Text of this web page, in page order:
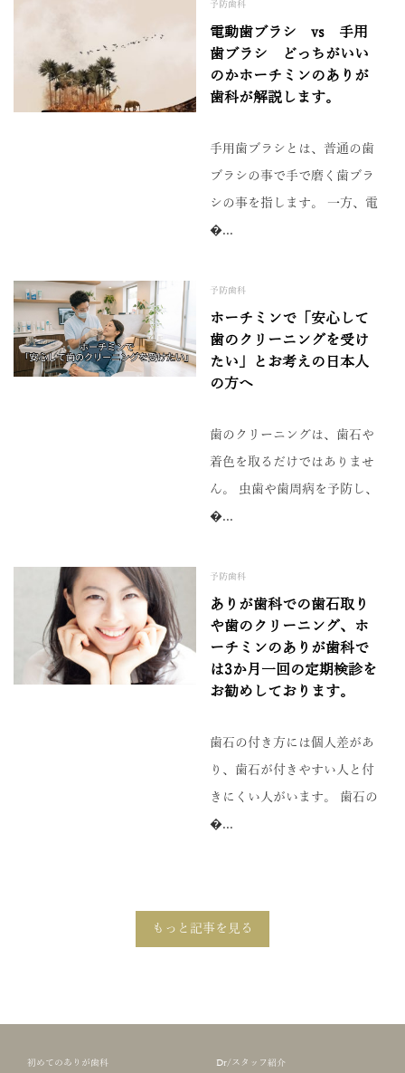
予防歯科
電動歯ブラシ vs 手用
歯ブラシ どっちがいい
のかホーチミンのありが
歯科が解説します。
手用歯ブラシとは、普通の歯
ブラシの事で手で磨く歯ブラ
シの事を指します。 一方、電
�...
予防歯科
ホーチミンで「安心して
歯のクリーニングを受け
たい」とお考えの日本人
の方へ
歯のクリーニングは、歯石や
着色を取るだけではありませ
ん。 虫歯や歯周病を予防し、
�...
予防歯科
ありが歯科での歯石取り
や歯のクリーニング、ホ
ーチミンのありが歯科で
は3か月一回の定期検診を
お勧めしております。
歯石の付き方には個人差があ
り、歯石が付きやすい人と付
きにくい人がいます。 歯石の
�...
もっと記事を見る
初めてのありが歯科 Dr/スタッフ紹介